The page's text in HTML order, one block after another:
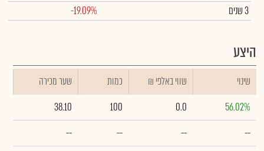
3 שנים
-19.09%
היצע
שינוי ₪ שווי באלפי כמות
שער מכירה
56.02%
0.0
100
38.10
--
--
--
--